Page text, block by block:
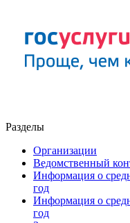
Разделы
Организации
Ведомственный
Информация о
год
Информация о
год